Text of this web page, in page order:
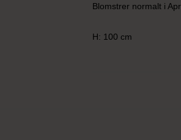
Blomstrer normalt i
H: 100 cm